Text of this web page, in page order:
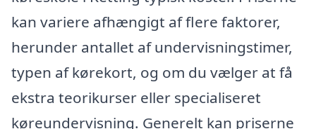
kan variere afhængigt af flere faktorer,
herunder antallet af undervisningstimer,
typen af kørekort, og om du vælger at få
ekstra teorikurser eller specialiseret
køreundervisning. Generelt kan priserne